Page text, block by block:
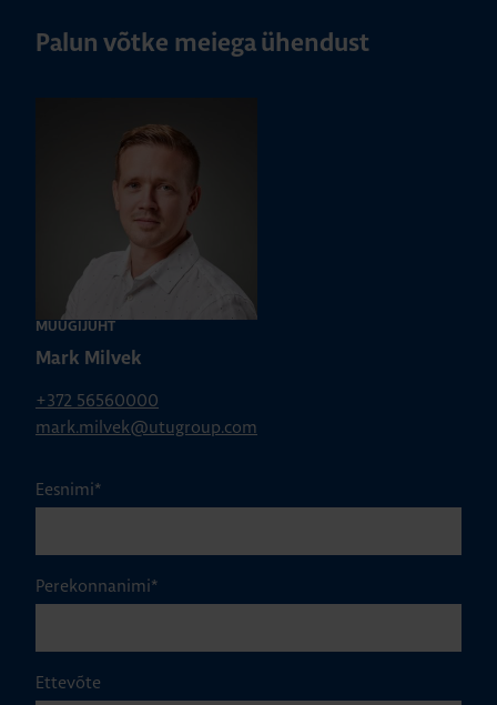
Palun võtke meiega ühendust
MÜÜGIJUHT
Mark Milvek
+372 56560000
mark.milvek@utugroup.com
Eesnimi*
Perekonnanimi*
Ettevõte